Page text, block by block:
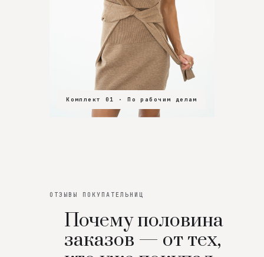
Комплект 01 · По рабочим делам
Комплект 02 · В зал
Комплект 03 · На особенный вечер
ОТЗЫВЫ ПОКУПАТЕЛЬНИЦ
Почему половина
заказов — от тех,